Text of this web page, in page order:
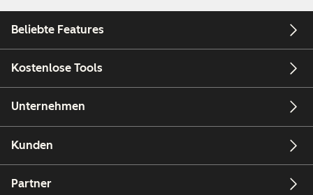
Beliebte Features
Kostenlose Tools
Unternehmen
Kunden
Partner